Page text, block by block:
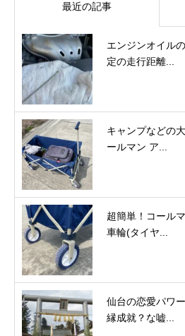
最近の記事
エンジンオイル
定の走行距離...
キャンプなどの
ールマン ア...
超簡単！コール
車輪(タイヤ...
仙台の恋愛パワ
縁成就？な嘘...